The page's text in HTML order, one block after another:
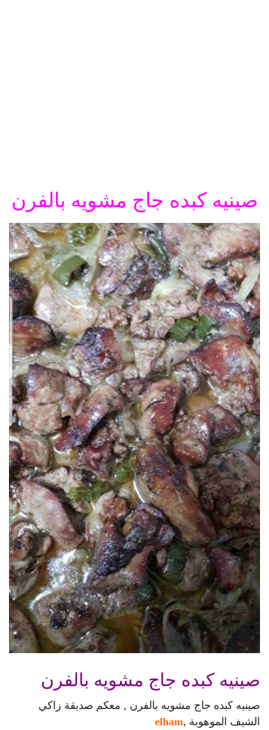
صينيه كبده جاج مشويه بالفرن
صينيه كبده جاج مشويه بالفرن
صينيه كبده جاج مشويه بالفرن , معكم صديقة زاكي
الشيف الموهوبة ,elham